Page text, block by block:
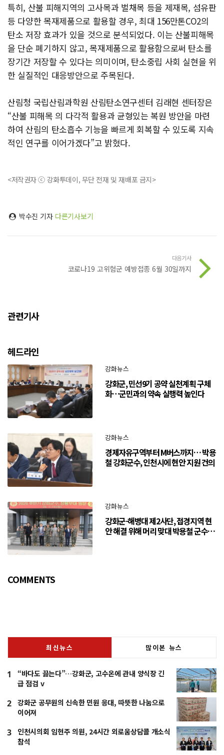
특히, 산불 피해지역의 고사목과 벌채목 등을 제재목, 섬유판
등 다양한 목재제품으로 활용할 경우, 최대 156만톤CO2의
탄소 저장 효과가 있을 것으로 분석되었다. 이는 산불피해목
을 단순 폐기하지 않고, 목재제품으로 활용함으로써 탄소를
장기간 저장할 수 있다는 의미이며, 탄소중립 사회 실현을 위
한 실질적인 대응방안으로 주목된다.
산림청 국립산림과학원 산림탄소연구센터 김래현 센터장은
“산불 피해목 의 다각적 활용과 균형있는 복원 방안을 마련
하여 산림의 탄소흡수 기능을 빠르게 회복할 수 있도록 지속
적인 연구를 이어가겠다”고 밝혔다.
<저작권자 ⓒ 강화투데이, 무단 전재 및 재배포 금지>
박수진 기자 다른기사보기
다음기사
코로나19 고위험군 예방접종 6월 30일까지
관련기사
헤드라인
강화뉴스
강화군, 민선9기 공약 실천계획 구체
화…군민과의 약속 실행력 높인다
강화뉴스
경제자유구역부터 M버스까지… 박용
철 강화군수, 인천시에 현안 지원 건의
강화뉴스
강화군-해병대 제2사단, 접경지역 현
안 해결 위해 머리 맞대 박용철 군수
COMMENTS
최신뉴스 많이본 뉴스
1
“바다도 끓는다”…강화군, 고수온에 관내 양식장 긴
급 점검 v
2
강화군 공무원의 신속한 민원 응대, 따뜻한 나눔으로
이어져
3
인천시의회 임현주 의원, 24시간 외로움상담콜 개소식
참석